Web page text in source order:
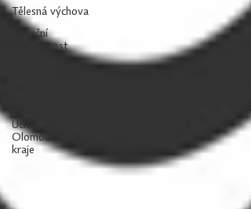
Tělesná výchova
Finanční
gramotnost
Učitel roku
Olomouckého
kraje